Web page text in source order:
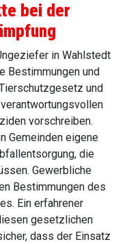
bei der
in Wahlstedt
Bestimmungen und
und
vorschreiben.
Gemeinden eigene
die
Gewerbliche
Bestimmungen des
Ein erfahrener
gesetzlichen
dass der Einsatz